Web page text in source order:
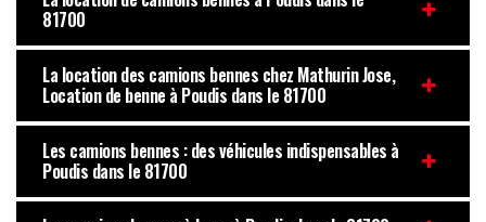
81700
La location des camions bennes chez Mathurin Jose,
Location de benne à Poudis dans le 81700
Les camions bennes : des véhicules indispensables à
Poudis dans le 81700